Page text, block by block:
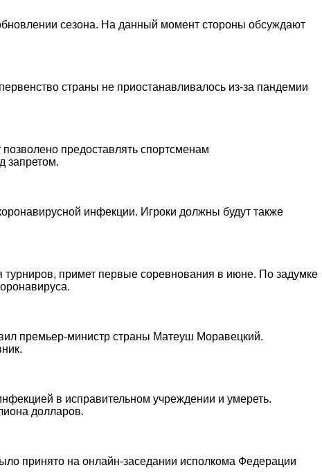
сезона. На данный момент стороны обсуждают
страны не приостанавливалось из-за пандемии
предоставлять спортсменам
запретом.
инфекции. Игроки должны будут также
примет первые соревнования в июне. По задумке
премьер-министр страны Матеуш Моравецкий.
в исправительном учреждении и умереть.
долларов.
принято на онлайн-заседании исполкома Федерации